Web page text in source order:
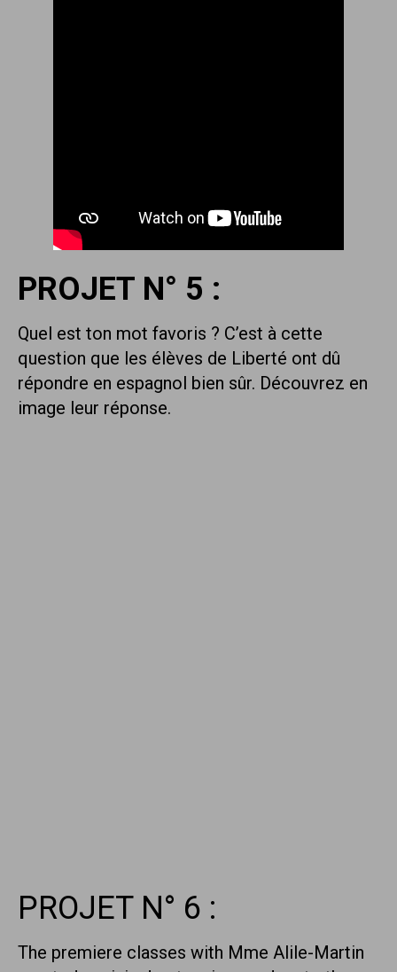
PROJET N° 5 :
Quel est ton mot favoris ? C’est à cette
question que les élèves de Liberté ont dû
répondre en espagnol bien sûr. Découvrez en
image leur réponse.
PROJET N° 6 :
The premiere classes with Mme Alile-Martin